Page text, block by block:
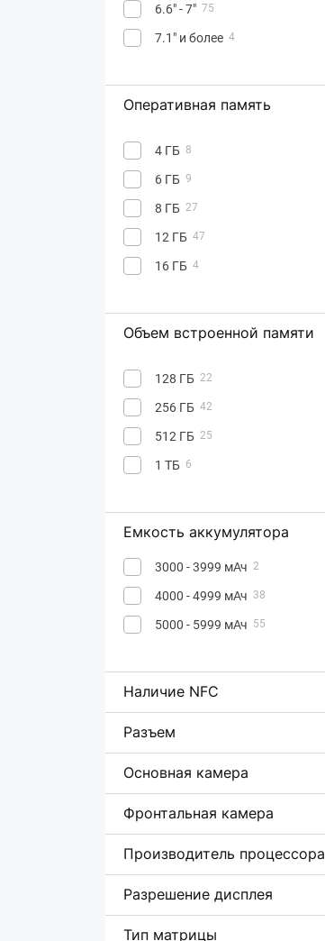
6.6" - 7" 75
7.1" и более 4
Оперативная память
4 ГБ 8
6 ГБ 9
8 ГБ 27
12 ГБ 47
16 ГБ 4
Объем встроенной памяти
128 ГБ 22
256 ГБ 42
512 ГБ 25
1 ТБ 6
Емкость аккумулятора
3000 - 3999 мАч 2
4000 - 4999 мАч 38
5000 - 5999 мАч 55
Наличие NFC
Разъем
Основная камера
Фронтальная камера
Производитель процессора
Разрешение дисплея
Тип матрицы